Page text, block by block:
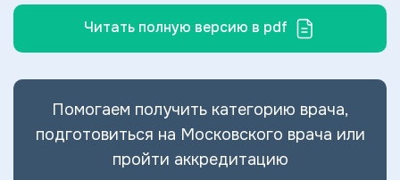
Читать полную версию в pdf
Помогаем получить категорию врача,
подготовиться на Московского врача или
пройти аккредитацию